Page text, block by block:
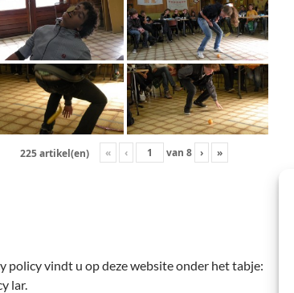
225 artikel(en) « ‹ van 8 › »
policy vindt u op deze website onder het tabje:
lar.